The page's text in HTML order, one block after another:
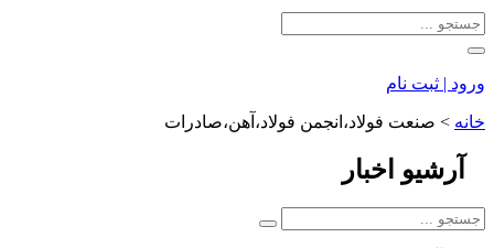
ورود | ثبت نام
خانه > صنعت فولاد،انجمن فولاد،آهن،صادرات
آرشیو اخبار